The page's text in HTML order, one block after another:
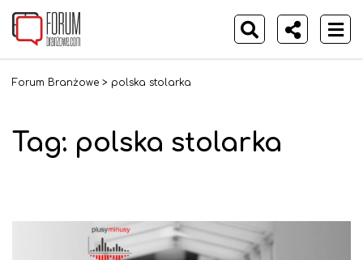
Forum Branżowe > polska stolarka
Tag: polska stolarka